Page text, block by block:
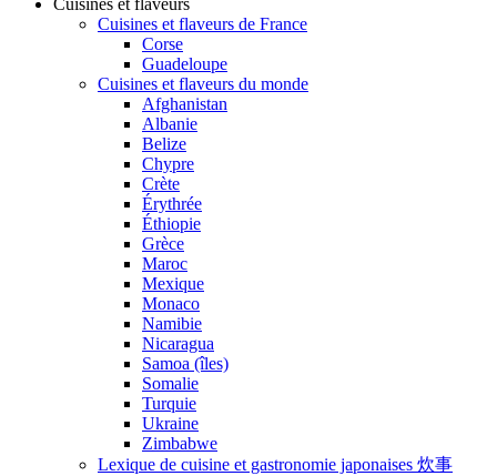
Cuisines et flaveurs
Cuisines et flaveurs de France
Corse
Guadeloupe
Cuisines et flaveurs du monde
Afghanistan
Albanie
Belize
Chypre
Crète
Érythrée
Éthiopie
Grèce
Maroc
Mexique
Monaco
Namibie
Nicaragua
Samoa (îles)
Somalie
Turquie
Ukraine
Zimbabwe
Lexique de cuisine et gastronomie japonaises 炊事